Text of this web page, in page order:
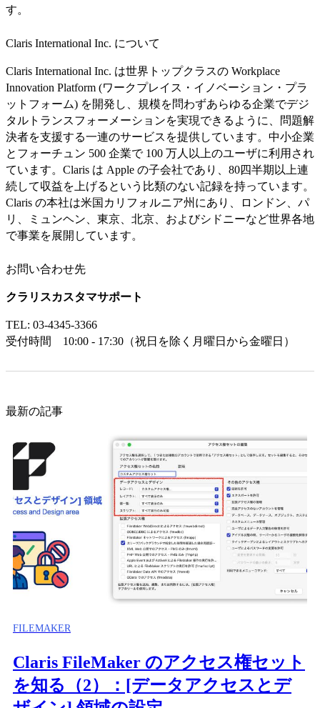
す。
Claris International Inc. について
Claris International Inc. は世界トップクラスの Workplace
Innovation Platform (ワークプレイス・イノベーション・プラ
ットフォーム) を開発し、規模を問わずあらゆる企業でデジ
タルトランスフォーメーションを実現できるように、問題解
決者を支援する一連のサービスを提供しています。中小企業
とフォーチュン 500 企業で 100 万人以上のユーザに利用され
ています。Claris は Apple の子会社であり、80四半期以上連
続して収益を上げるという比類のない記録を持っています。
Claris の本社は米国カリフォルニア州にあり、ロンドン、パ
リ、ミュンヘン、東京、北京、およびシドニーなど世界各地
で事業を展開しています。
お問い合わせ先
クラリスカスタマサポート
TEL: 03-4345-3366
受付時間 10:00 - 17:30（祝日を除く月曜日から金曜日）
最新の記事
FILEMAKER
Claris FileMaker のアクセス権セット
を知る（2）：[データアクセスとデ